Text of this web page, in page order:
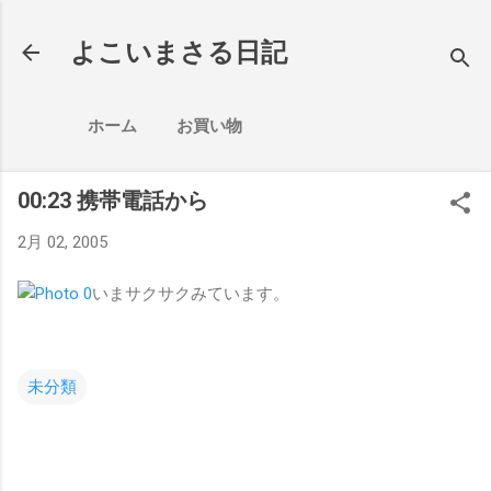
よこいまさる日記
ホーム お買い物
00:23 携帯電話から
2月 02, 2005
いまサクサクみています。
未分類